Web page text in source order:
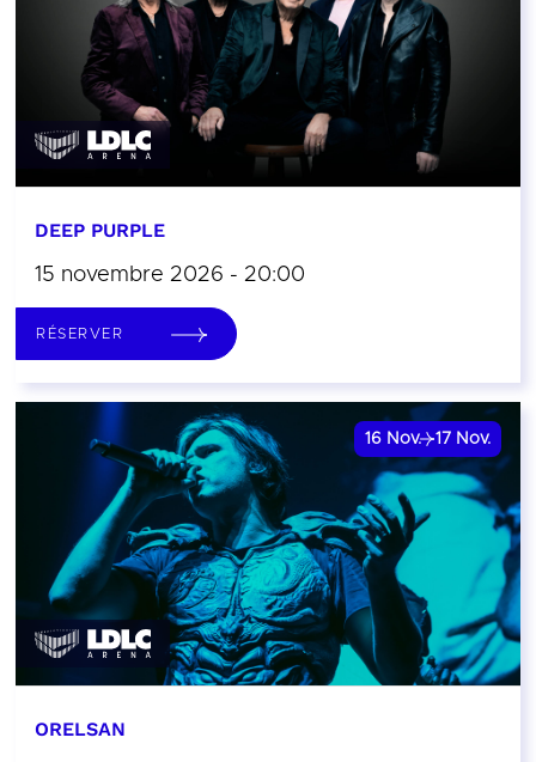
DEEP PURPLE
15 novembre 2026 - 20:00
RÉSERVER
16 Nov. 17 Nov.
ORELSAN